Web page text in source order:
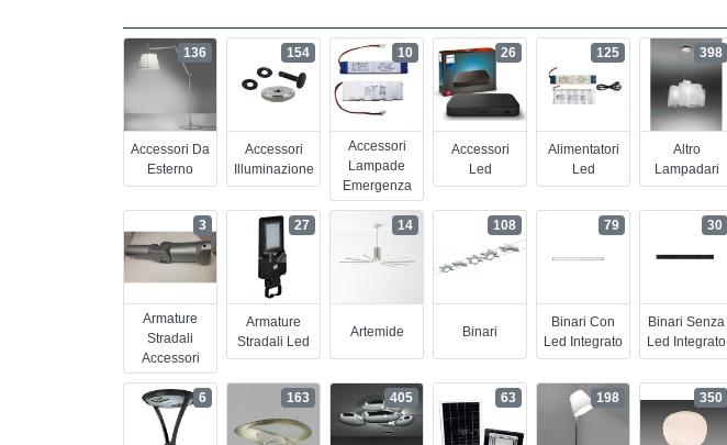
Accessori Da
Esterno
136
Accessori
Illuminazione
154
Accessori
Lampade
Emergenza
10
Accessori
Led
26
Alimentatori
Led
125
Altro
Lampadari
398
Armature
Stradali
Accessori
3
Armature
Stradali Led
27
Artemide
14
Binari
108
Binari Con
Led Integrato
79
Binari Senza
Led Integrato
30
6 163 405 63 198 350